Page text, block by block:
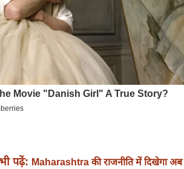
पढ़ें: Maharashtra की राजनीति में दिखेगा